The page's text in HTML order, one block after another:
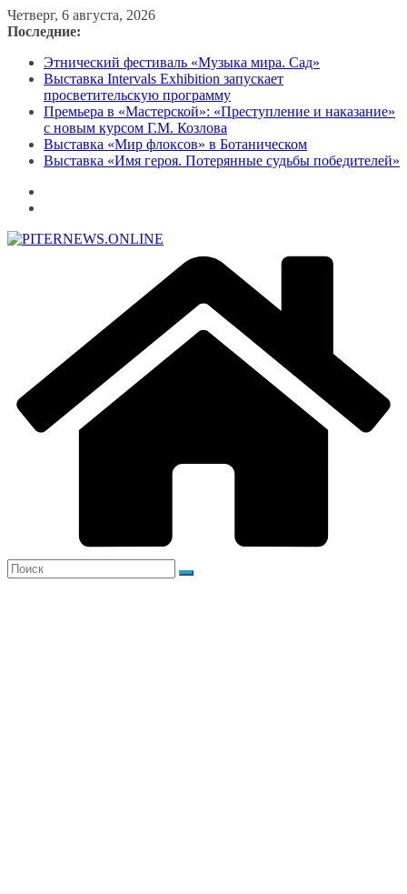
Перейти
к
Четверг, 6 августа, 2026
Последние:
Этнический фестиваль «Музыка мира. Сад»
Выставка Intervals Exhibition запускает
просветительскую программу
Премьера в «Мастерской»: «Преступление и наказание»
с новым курсом Г.М. Козлова
Выставка «Мир флоксов» в Ботаническом
Выставка «Имя героя. Потерянные судьбы победителей»